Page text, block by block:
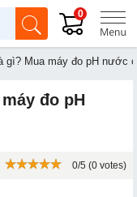
0
gì? Mua máy đo pH nước
đo pH
0/5 (0 votes)